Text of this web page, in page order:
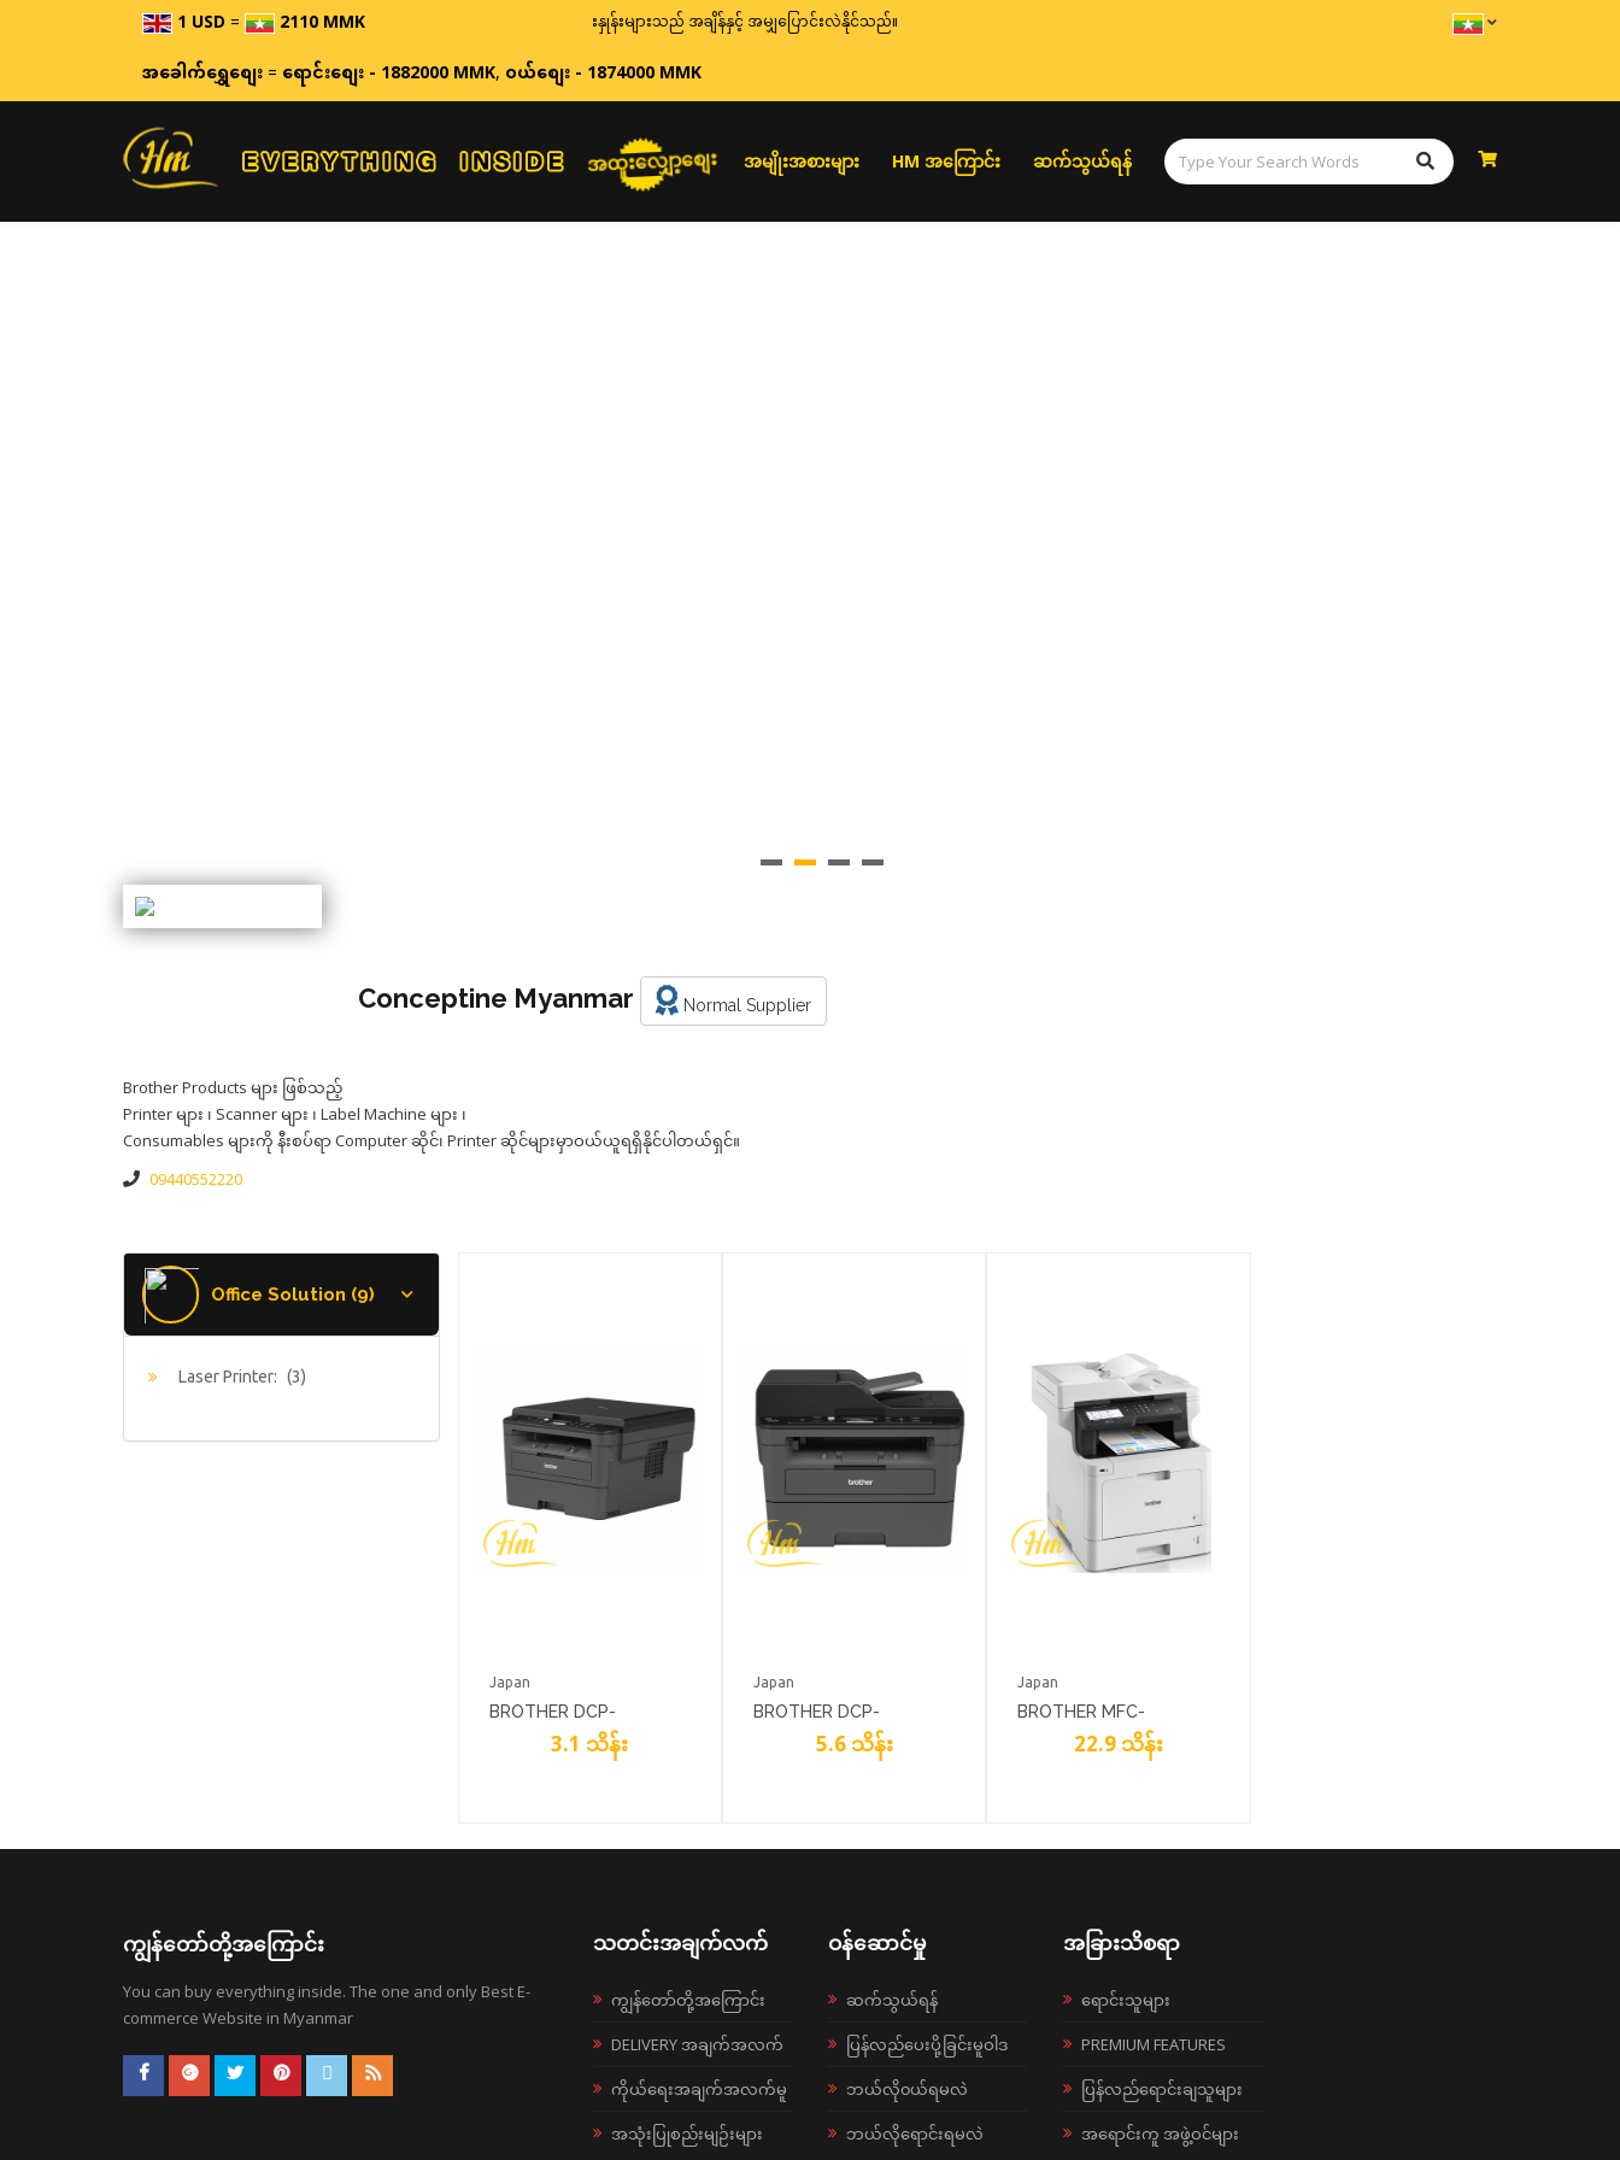
1 USD= 2110 MMK ဈေးနှုန်းများသည် အချိန်နှင့် အမျှပြောင်းလဲနိုင်သည်။
အခေါက်ရွှေစျေး=ရောင်းစျေး - 1882000 MMK,ဝယ်စျေး - 1874000 MMK
အထူးလျှော့စျေး အမျိုးအစားများ HM အကြောင်း ဆက်သွယ်ရန်
Conceptine Myanmar Normal Supplier
Brother Products များ ဖြစ်သည့်
Printer များ ၊ Scanner များ ၊ Label Machine များ ၊
Consumables များကို နီးစပ်ရာ Computer ဆိုင်၊ Printer ဆိုင်များမှာဝယ်ယူရရှိနိုင်ပါတယ်ရှင်။
09440552220
Office Solution (9)
Laser Printer: (3)
Japan
BROTHER DCP-
L2535DW3.1 သိန်း
Japan
BROTHER DCP-
L2550DW5.6 သိန်း
Japan
BROTHER MFC-
L8900CDW22.9 သိန်း
ကျွန်တော်တို့အကြောင်း
You can buy everything inside. The one and only Best E-
commerce Website in Myanmar
သတင်းအချက်လက်
ကျွန်တော်တို့အကြောင်း
DELIVERY အချက်အလက်
ကိုယ်ရေးအချက်အလက်မူ
အသုံးပြုစည်းမျဉ်းများ
ဝန်ဆောင်မှု
ဆက်သွယ်ရန်
ပြန်လည်ပေးပို့ခြင်းမူဝါဒ
ဘယ်လို၀ယ်ရမလဲ
ဘယ်လိုရောင်းရမလဲ
အခြားသိစရာ
ရောင်းသူများ
PREMIUM FEATURES
ပြန်လည်ရောင်းချသူများ
အရောင်းကူ အဖွဲ့ဝင်များ